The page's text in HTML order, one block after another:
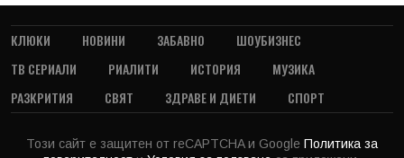
КЛЮКИ НОВИНИ ЗАБАВНО
ШОУБИЗНЕС
ТВ СЕРИАЛИ
РИАЛИТИ ИСТОРИЯ
МУЗИКА
РАЗКРИТИЯ
СВЯТ ЗДРАВЕ И ДИЕТИ СПОРТ
Този сайт е защитен от reCAPTCHA и Google Политика за